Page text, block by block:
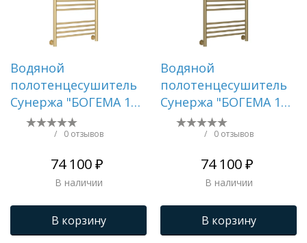
Водяной
полотенцесушитель
Сунержа "БОГЕМА 1П
+" 1000х500 (Матовая
шампань)
/ 0 отзывов
74 100 ₽
В наличии
В корзину
Водяной
полотенцесушитель
Сунержа "БОГЕМА 1П
+" 1000х500 (Матовое
золото)/ 0 отзывов
74 100 ₽
В наличии
В корзину